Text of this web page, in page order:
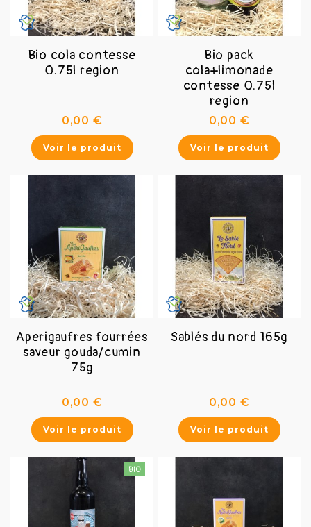
Bio cola contesse
0.75l region
0,00 €Prix
Voir le produit
Bio pack
cola+limonade
contesse 0.75l
region
0,00 €Prix
Voir le produit
Aperigaufres fourrées
saveur gouda/cumin
75g
0,00 €Prix
Voir le produit
Sablés du nord 165g
0,00 €Prix
Voir le produit